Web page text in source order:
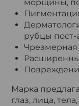
морщины,
рубцы пост-
Чрезмерная
Марка
глаз, лица,